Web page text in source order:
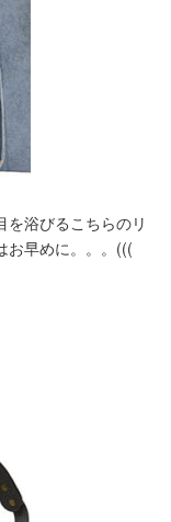
浴びるこちらのリ
お早めに。。。(((